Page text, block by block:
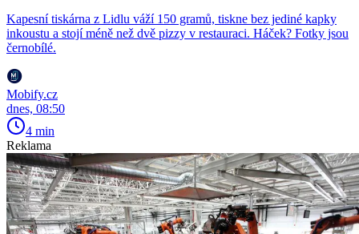
Kapesní tiskárna z Lidlu váží 150 gramů, tiskne bez jediné kapky
inkoustu a stojí méně než dvě pizzy v restauraci. Háček? Fotky jsou
černobílé.
Mobify.cz
dnes, 08:50
4 min
Reklama